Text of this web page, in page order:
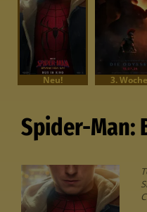
Neu! 3.
Spider-Man: